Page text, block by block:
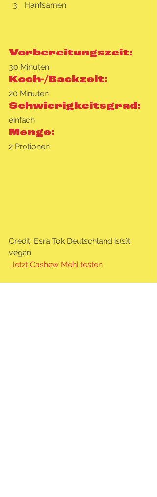
Hanfsamen
Vorbereitungszeit:
30 Minuten
Koch-/Backzeit:
20 Minuten
Schwierigkeitsgrad:
einfach
Menge:
2 Protionen
Credit: Esra Tok Deutschland is(s)t
vegan
Jetzt Cashew Mehl testen